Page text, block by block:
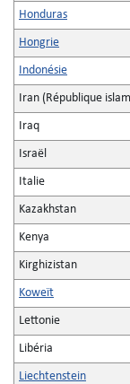
Honduras
Hongrie
Indonésie
Iran (République
Iraq
Israël
Italie
Kazakhstan
Kenya
Kirghizistan
Koweït
Lettonie
Libéria
Liechtenstein